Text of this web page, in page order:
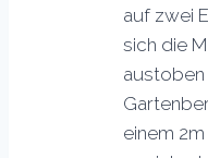
auf zwei
sich die
austoben
einem